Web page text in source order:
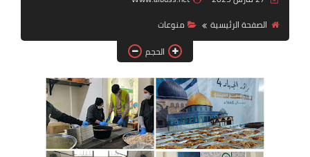
الصفحة الرئيسية
منوعات
الحجم